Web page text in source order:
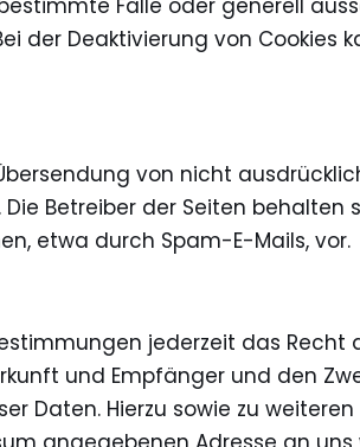
Fälle oder generell
der Deaktivierung von Cookies
von nicht
Betreiber der Seiten behalten
etwa durch Spam-E-Mails, vor.
jederzeit das
und Empfänger und den
Daten. Hierzu sowie zu